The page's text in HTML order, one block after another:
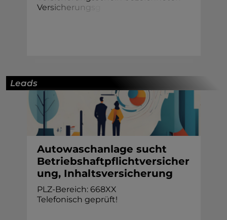
Versicheru ng
Leads
Autowaschanlage sucht
Betriebshaftpflichtversicher
ung, Inhaltsversicherung
PLZ-Bereich: 668XX
Telefonisch geprüft!